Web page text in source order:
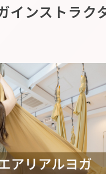
インストラク